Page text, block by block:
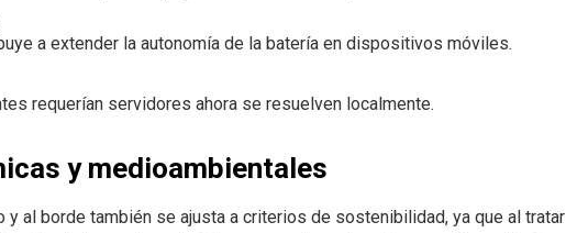
a extender la autonomía de la batería en dispositivos móviles.
requerían servidores ahora se resuelven localmente.
y medioambientales
al borde también se ajusta a criterios de sostenibilidad, ya que al tratar